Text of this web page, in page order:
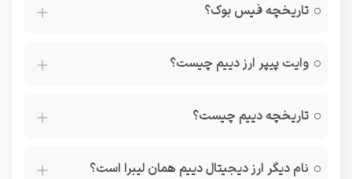
تاریخچه فیس بوک؟
وایت پیپر ارز دییم چیست؟
تاریخچه دییم چیست؟
نام دیگر ارز دیجیتال دییم همان لیبرا است؟